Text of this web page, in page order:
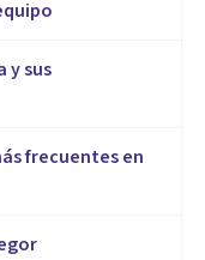
y sus
frecuentes en